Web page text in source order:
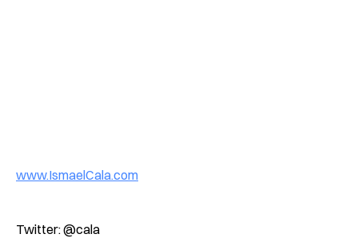
www.IsmaelCala.com
Twitter: @cala